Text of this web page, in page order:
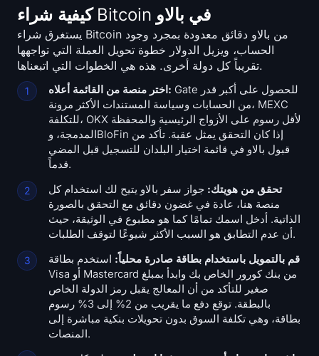
كيفية شراء Bitcoin في بالاو
يستغرق شراء Bitcoin من بالاو دقائق معدودة بمجرد وجود
الحساب، ويزيل الدولار خطوة تحويل العملة التي تواجهها
تقريباً كل دولة أخرى. هذه هي الخطوات التي اتبعناها.
اختر منصة من القائمة أعلاه: Gate للحصول على أكبر قدر
من الحسابات وسياسة المستندات الأكثر مرونة، MEXC
للتكلفة، OKX لأقل رسوم على الأزواج الرئيسية والمحفظة
المدمجة، وBloFin إذا كان التحقق يمثل عقبة. تأكد من
قبول بالاو في قائمة اختيار البلدان للتسجيل قبل المضي
قدماً.
تحقق من هويتك: جواز سفر بالاو يتيح لك استخدام كل
منصة هنا، عادة في غضون دقائق مع التحقق بالصورة
الذاتية. أدخل اسمك تمامًا كما هو مطبوع في الوثيقة، حيث
أن عدم التطابق هو السبب الأكثر شيوعًا لتوقف الطلبات.
قم بالتمويل باستخدام بطاقة صادرة محلياً: استخدم بطاقة
Visa أو Mastercard من بنك كورور الخاص بك وابدأ بمبلغ
صغير للتأكد من أن المعالج يقبل رمز الدولة الخاص
بالبطقة. توقع دفع ما يقريب من 2% إلى 3% رسوم
بطاقة، وهي تكلفة السوق بدون تحويلات بنكية مباشرة إلى
المنصات.